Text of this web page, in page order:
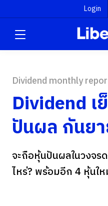
Login
Dividend monthly
Dividend เ
ปันผล กันย
จะถือหุ้นปันผลในวงจร
ไหร่? พร้อมอีก 4 หุ้นให